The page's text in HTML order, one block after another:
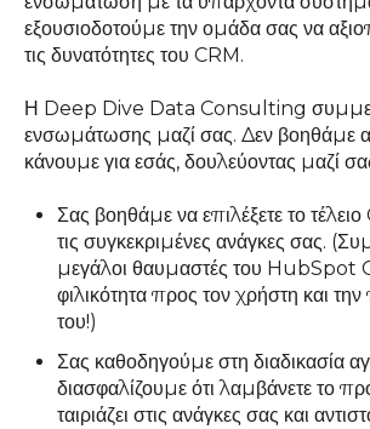
εξουσιοδοτούμε την ομάδα σας να
τις δυνατότητες του CRM.
Η Deep Dive Data Consulting
ενσωμάτωσης μαζί σας. Δεν βοηθάμε
κάνουμε για εσάς, δουλεύοντας μαζί
Σας βοηθάμε να επιλέξετε το
τις συγκεκριμένες ανάγκες σας.
μεγάλοι θαυμαστές του HubSpot
φιλικότητα προς τον χρήστη και την
του!)
Σας καθοδηγούμε στη διαδικασία
διασφαλίζουμε ότι λαμβάνετε το
ταιριάζει στις ανάγκες σας και